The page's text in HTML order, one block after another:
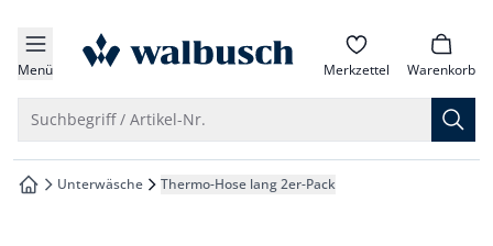
springen
springen
springen
springen
Menü zur Startseite Merkzettel Warenkorb
Suchbegriff / Artikel-Nr.
zur Startseite
Unterwäsche Thermo-Hose lang 2er-Pack